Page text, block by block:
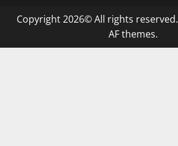
Copyright 2026© All rights reserved.
AF themes.